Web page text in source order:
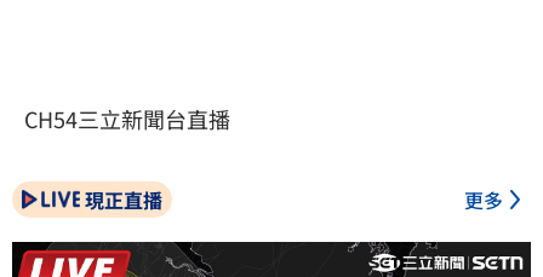
CH54三立新聞台直播
現正直播 更多